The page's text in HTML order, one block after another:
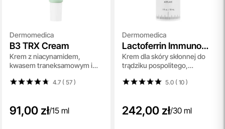
Dermomedica
B3 TRX Cream
Krem z niacynamidem,
kwasem traneksamowym i
4.7 ( 57)
91,00 zł/15 ml
Dermomedica
Lactoferrin Immuno
Cream
Krem dla skóry skłonnej do
trądziku pospolitego,
grzybiczego oraz ŁZS 30 ml
5.0 ( 10)
242,00 zł/30 ml